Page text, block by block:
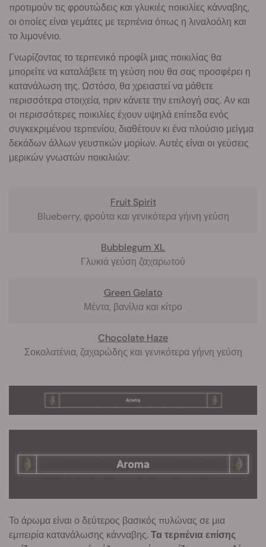
προτιμούν τις φρουτώδεις και γλυκιές ποικιλίες κάνναβης,
οι οποίες είναι γεμάτες με τερπένια όπως η λιναλοόλη και
το λιμονένιο.
Γνωρίζοντας το τερπενικό προφίλ μιας ποικιλίας θα
μπορείτε να καταλάβετε τη γεύση που θα σας προσφέρει η
κατανάλωση της. Ωστόσο, θα χρειαστεί να μάθετε
περισσότερα στοιχεία, πριν κάνετε την επιλογή σας. Αν και
οι περισσότερες ποικιλίες έχουν υψηλά επίπεδα ενός
συγκεκριμένου τερπενίου, διαθέτουν κι ένα πλούσιο μείγμα
δεκάδων άλλων γευστικών μορίων. Αυτές είναι οι γεύσεις
μερικών γνωστών ποικιλιών:
Fruit Spirit
Blueberry, φρούτα και γενικότερα γήινη γεύση
Bubblegum XL
Γλυκιά γεύση ζαχαρωτού
Green Gelato
Μέντα, βανίλια και κίτρο
Chocolate Haze
Σοκολατένια, ζαχαρώδης και γενικότερα γήινη γεύση
Το άρωμα είναι ο δεύτερος βασικός πυλώνας σε μια
εμπειρία κατανάλωσης κάνναβης.Τα τερπένια επίσης